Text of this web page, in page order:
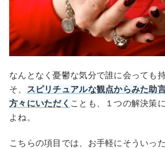
なんとなく憂鬱な気分で誰に会っても
そ、
スピリチュアルな観点からみた助
方々にいただく ことも、１つの解決策
よね。
こちらの項目では、お手軽にそういっ